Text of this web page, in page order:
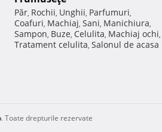
Păr, Rochii, Unghii, Parfumuri,
Coafuri, Machiaj, Sani, Manichiura,
Sampon, Buze, Celulita, Machiaj ochi,
Tratament celulita, Salonul de acasa
. Toate drepturile rezervate